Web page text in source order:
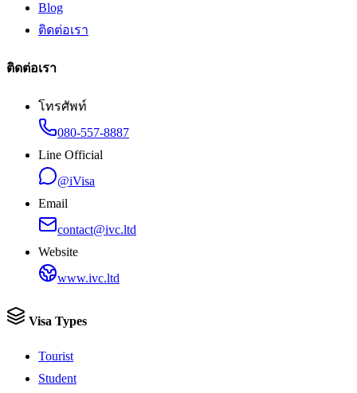
Blog
ติดต่อเรา
ติดต่อเรา
โทรศัพท์
080-557-8887
Line Official
@iVisa
Email
contact@ivc.ltd
Website
www.ivc.ltd
Visa Types
Tourist
Student